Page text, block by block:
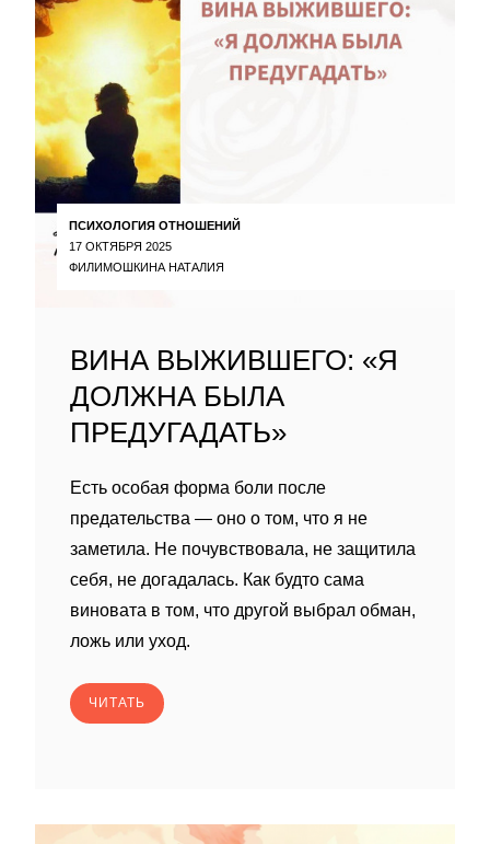
ПСИХОЛОГИЯ ОТНОШЕНИЙ
17 ОКТЯБРЯ 2025
ФИЛИМОШКИНА НАТАЛИЯ
ВИНА ВЫЖИВШЕГО: «Я
ДОЛЖНА БЫЛА
ПРЕДУГАДАТЬ»
Есть особая форма боли после
предательства — оно о том, что я не
заметила. Не почувствовала, не защитила
себя, не догадалась. Как будто сама
виновата в том, что другой выбрал обман,
ложь или уход.
ЧИТАТЬ